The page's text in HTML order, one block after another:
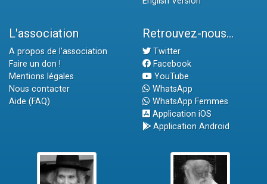
L'association
A propos de l'association
Faire un don !
Mentions légales
Nous contacter
Aide (FAQ)
Retrouvez-nous...
Twitter
Facebook
YouTube
WhatsApp
WhatsApp Femmes
Application iOS
Application Android